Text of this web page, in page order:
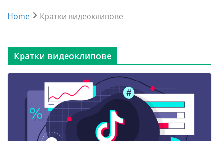
Home Кратки видеоклипове
Кратки видеоклипове